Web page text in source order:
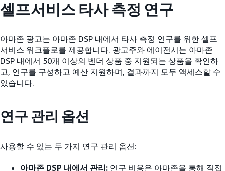
셀프서비스 타사 측정 연구
아마존 광고는 아마존 DSP 내에서 타사 측정 연구를 위한 셀프
서비스 워크플로를 제공합니다. 광고주와 에이전시는 아마존
DSP 내에서 50개 이상의 벤더 상품 중 지원되는 상품을 확인하
고, 연구를 구성하고 예산 지원하며, 결과까지 모두 액세스할 수
있습니다.
연구 관리 옵션
사용할 수 있는 두 가지 연구 관리 옵션:
아마존 DSP 내에서 관리: 연구 비용은 아마존을 통해 직접